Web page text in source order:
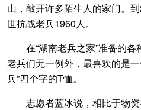
山，敲开许多陌生人的家门。
世抗战老兵1960人。
在“湖南老兵之家”准备的各
老兵们无一例外，最喜欢的是
兵”四个字的T恤。
志愿者蓝冰说，相比于物资